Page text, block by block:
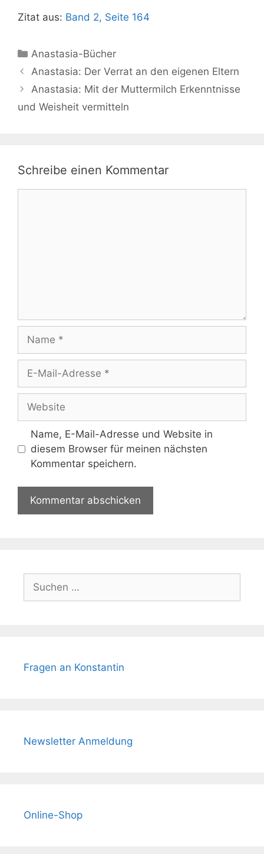
Zitat aus: Band 2, Seite 164
Kategorien
Anastasia-Bücher
Anastasia: Der Verrat an den eigenen Eltern
Anastasia: Mit der Muttermilch Erkenntnisse
und Weisheit vermitteln
Schreibe einen Kommentar
Name
Adresse
Website
Name, E-Mail-Adresse und Website in
diesem Browser für meinen nächsten
Kommentar speichern.
nach:
Fragen an Konstantin
Newsletter Anmeldung
Online-Shop